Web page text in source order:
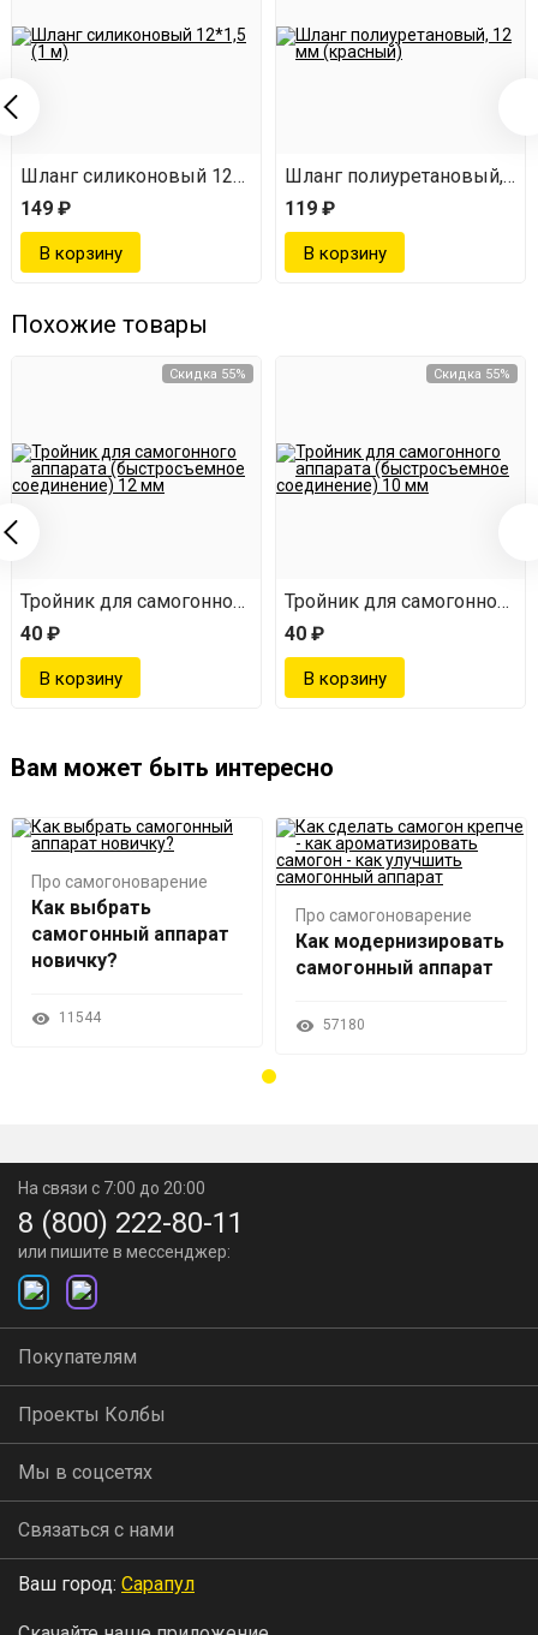
Шланг силиконовый 12*1,5 (1 м)
149 ₽
Шланг полиуретановый,
119 ₽
Похожие товары
1/2 «мама»)
Скидка 55%
Тройник для самогонного аппарата (быстросъем) 12 мм
40 ₽
Скидка 55%
Тройник для самогонного
40 ₽
Вам может быть интересно
Про самогоноварение
Как выбрать
самогонный аппарат
новичку?
11544
Про самогоноварение
Как модернизировать
самогонный аппарат
57180
На связи с 7:00 до 20:00
8 (800) 222-80-11
или пишите в мессенджер:
Покупателям
Проекты Колбы
Мы в соцсетях
Связаться с нами
Ваш город: Сарапул